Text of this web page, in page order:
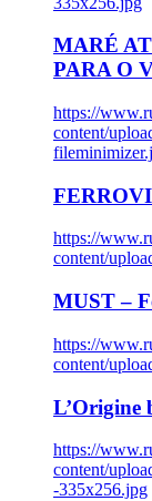
MARÉ
PARA O
https://
content/
https://
content/
MUST –
https://
content/
L’Origine
https://
content/
-335x256.jpg